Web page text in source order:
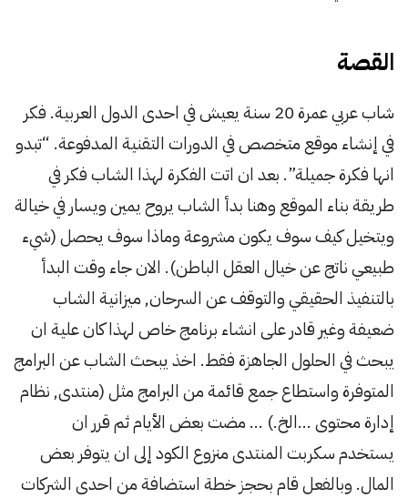
القصة
شاب عربي عمرة 20 سنة يعيش في احدى الدول العربية. فكر
في إنشاء موقع متخصص في الدورات التقنية المدفوعة. “تبدو
انها فكرة جميلة”. بعد ان اتت الفكرة لهذا الشاب فكر في
طريقة بناء الموقع وهنا بدأ الشاب يروح يمين ويسار في خيالة
ويتخيل كيف سوف يكون مشروعة وماذا سوف يحصل (شيء
طبيعي ناتج عن خيال العقل الباطن). الان جاء وقت البدأ
بالتنفيذ الحقيقي والتوقف عن السرحان, ميزانية الشاب
ضعيفة وغير قادر على انشاء برنامج خاص لهذا كان علية ان
يبحث في الحلول الجاهزة فقط. اخذ يبحث الشاب عن البرامج
المتوفرة واستطاع جمع قائمة من البرامج مثل (منتدى, نظام
إدارة محتوى …الخ.) … مضت بعض الأيام ثم قرر ان
يستخدم سكربت المنتدى منزوع الكود إلى ان يتوفر بعض
المال. وبالفعل قام بحجز خطة استضافة من احدى الشركات